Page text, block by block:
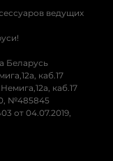
ведущих
Беларусь
каб.17
каб.17
№485845
от 04.07.2019,